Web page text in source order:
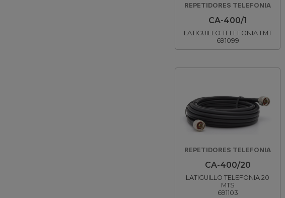
REPETIDORES TELEFONIA
CA-400/1
LATIGUILLO TELEFONIA 1 MT
691099
REPETIDORES TELEFONIA
CA-400/20
LATIGUILLO TELEFONIA 20
MTS
691103